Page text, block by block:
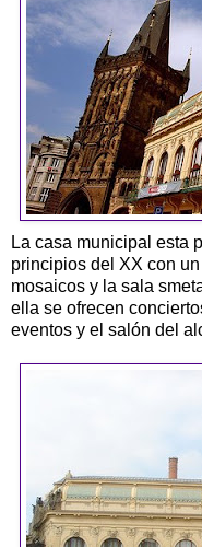
La casa municipal esta
principios del XX con
mosaicos y la sala
ella se ofrecen
eventos y el salón del